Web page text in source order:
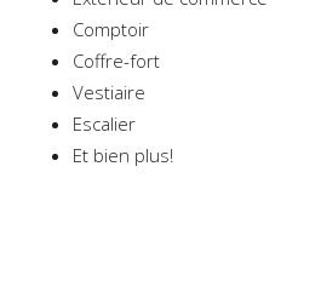
Comptoir
Coffre-fort
Vestiaire
Escalier
Et bien plus!